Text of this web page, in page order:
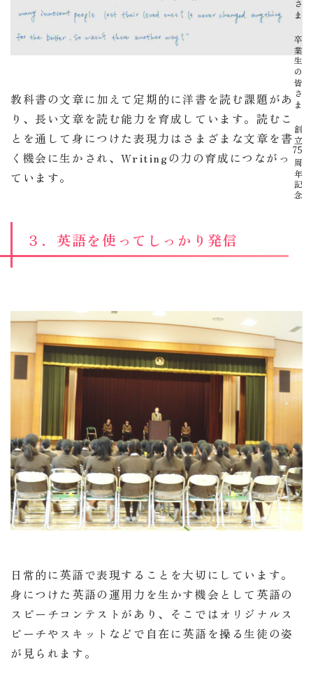
教科書の文章に加えて定期的に洋書を読む課題があ
り、長い文章を読む能力を育成しています。読むこ
とを通して身につけた表現力はさまざまな文章を書
く機会に生かされ、Writingの力の育成につながっ
ています。
３．英語を使ってしっかり発信
日常的に英語で表現することを大切にしています。
身につけた英語の運用力を生かす機会として英語の
スピーチコンテストがあり、そこではオリジナルス
ピーチやスキットなどで自在に英語を操る生徒の姿
が見られます。
卒業生の皆さま
創立
75
周年記念